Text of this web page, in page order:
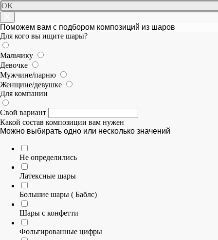
OK
Поможем вам с подбором композиций из шаров
Для кого вы ищите шары?
Мальчику
Девочке
Мужчине/парню
Женщине/девушке
Для компании
Свой вариант
Какой состав композиции вам нужен
Можно выбирать одно или несколько значений
Не определились
Латексные шары
Большие шары ( Баблс)
Шары с конфетти
Фольгированные цифры